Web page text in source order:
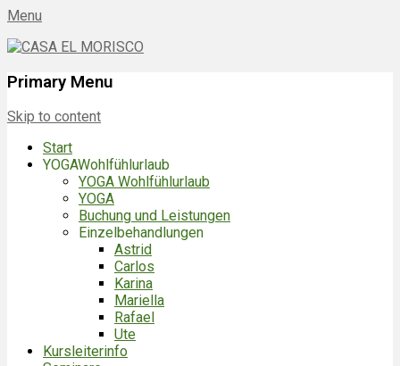
Menu
CASA EL MORISCO
Primary Menu
Skip to content
Start
YOGAWohlfühlurlaub
YOGA Wohlfühlurlaub
YOGA
Buchung und Leistungen
Einzelbehandlungen
Astrid
Carlos
Karina
Mariella
Rafael
Ute
Kursleiterinfo